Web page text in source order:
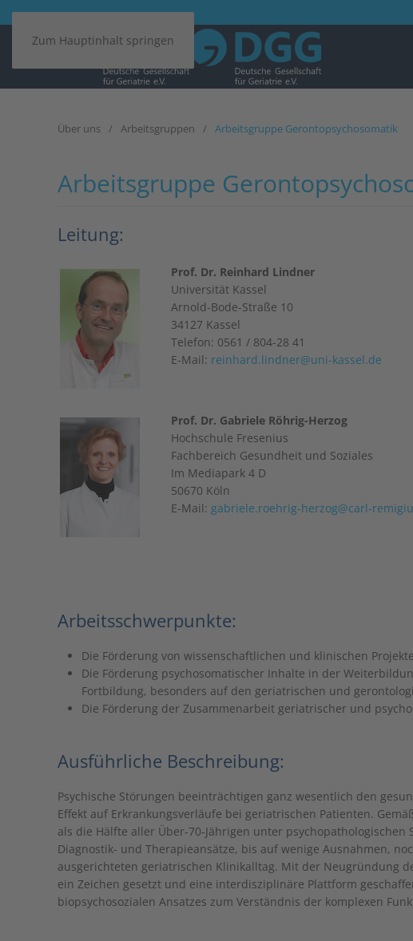
Zum Hauptinhalt springen
Über uns Arbeitsgruppen Arbeitsgruppe Gerontopsychosomatik
Arbeitsgruppe
Leitung:
Prof. Dr. Reinhard Lindner
Universität Kassel
Arnold-Bode-Straße 10
34127 Kassel
Telefon: 0561 / 804-28 41
E-Mail: reinhard.lindner@uni-kassel.de
Prof. Dr. Gabriele Röhrig-Herzog
Hochschule Fresenius
Fachbereich Gesundheit und Soziales
Im Mediapark 4 D
50670 Köln
E-Mail: gabriele.roehrig-herzog@carl-
Arbeitsschwerpunkte:
Die Förderung von wissenschaftlichen und klinischen
Die Förderung psychosomatischer Inhalte in der
Fortbildung, besonders auf den geriatrischen und
Die Förderung der Zusammenarbeit geriatrischer und
Ausführliche Beschreibung:
Psychische Störungen beeinträchtigen ganz wesentlich den
Effekt auf Erkrankungsverläufe bei geriatrischen Patienten.
als die Hälfte aller Über-70-Jährigen unter
Diagnostik- und Therapieansätze, bis auf wenige Ausnahmen,
ausgerichteten geriatrischen Klinikalltag. Mit der Neugründung
ein Zeichen gesetzt und eine interdisziplinäre Plattform
biopsychosozialen Ansatzes zum Verständnis der komplexen